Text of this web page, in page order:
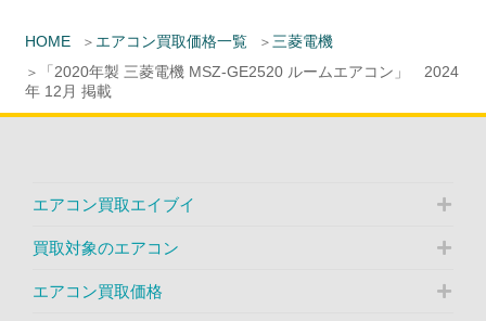
HOME エアコン買取価格一覧
三菱電機
「2020年製 三菱電機 MSZ-GE2520 ルームエアコン」 2024
年 12月 掲載
エアコン買取エイブイ
買取対象のエアコン
エアコン買取価格